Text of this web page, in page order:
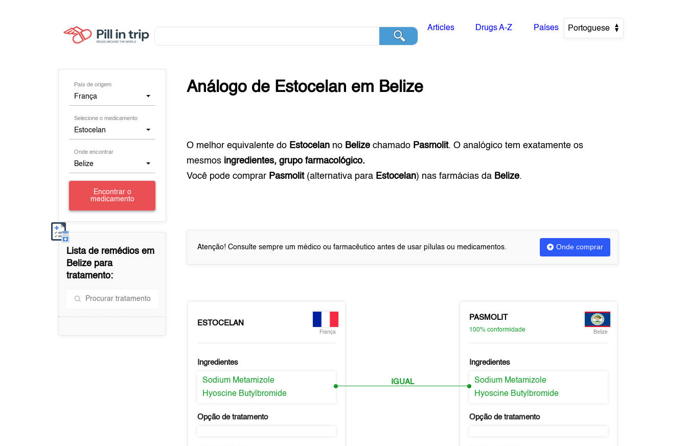
Articles Drugs A-Z Países Portoguese
País de origem
França
Selecione o medicamento
Estocelan
Onde encontrar
Belize
Encontrar o
medicamento
Lista de remédios em
Belize para
tratamento:
Análogo de Estocelan em Belize
O melhor equivalente do Estocelan no Belize chamado Pasmolit. O analógico tem exatamente os
mesmos ingredientes, grupo farmacológico.
Você pode comprar Pasmolit(alternativa para Estocelan) nas farmácias da Belize.
Atenção! Consulte sempre um médico ou farmacêutico antes de usar pílulas ou medicamentos. Onde comprar
ESTOCELAN
França
Ingredientes
Sodium Metamizole
Hyoscine Butylbromide
Opção de tratamento
IGUAL
PASMOLIT
100% conformidade Belize
Ingredientes
Sodium Metamizole
Hyoscine Butylbromide
Opção de tratamento